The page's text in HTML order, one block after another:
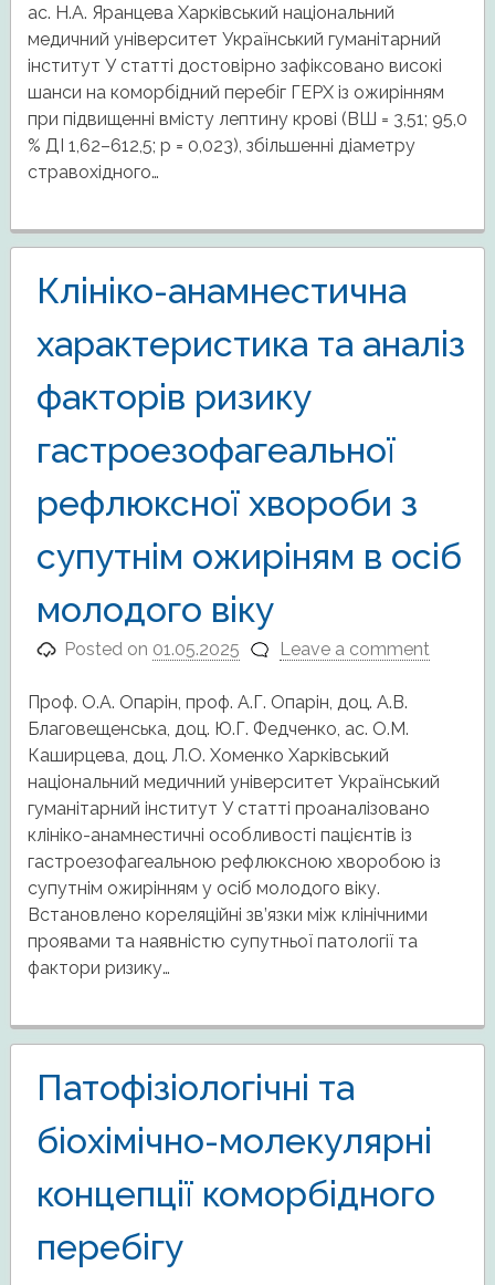
ас. Н.А. Яранцева Харківський національний
медичний університет Український гуманітарний
інститут У статті достовірно зафіксовано високі
шанси на коморбідний перебіг ГЕРХ із ожирінням
при підвищенні вмісту лептину крові (ВШ = 3,51; 95,0
% ДІ 1,62–612,5; р = 0,023), збільшенні діаметру
стравохідного…
Клініко-анамнестична
характеристика та аналіз
факторів ризику
гастроезофагеальної
рефлюксної хвороби з
супутнім ожиріням в осіб
молодого віку
Posted on 01.05.2025 Leave a comment
Проф. О.А. Опарін, проф. А.Г. Опарін, доц. А.В.
Благовещенська, доц. Ю.Г. Федченко, ас. О.М.
Каширцева, доц. Л.О. Хоменко Харківський
національний медичний університет Український
гуманітарний інститут У статті проаналізовано
клініко-анамнестичні особливості пацієнтів із
гастроезофагеальною рефлюксною хворобою із
супутнім ожирінням у осіб молодого віку.
Встановлено кореляційні зв’язки між клінічними
проявами та наявністю супутньої патології та
фактори ризику…
Патофізіологічні та
біохімічно-молекулярні
концепції коморбідного
перебігу